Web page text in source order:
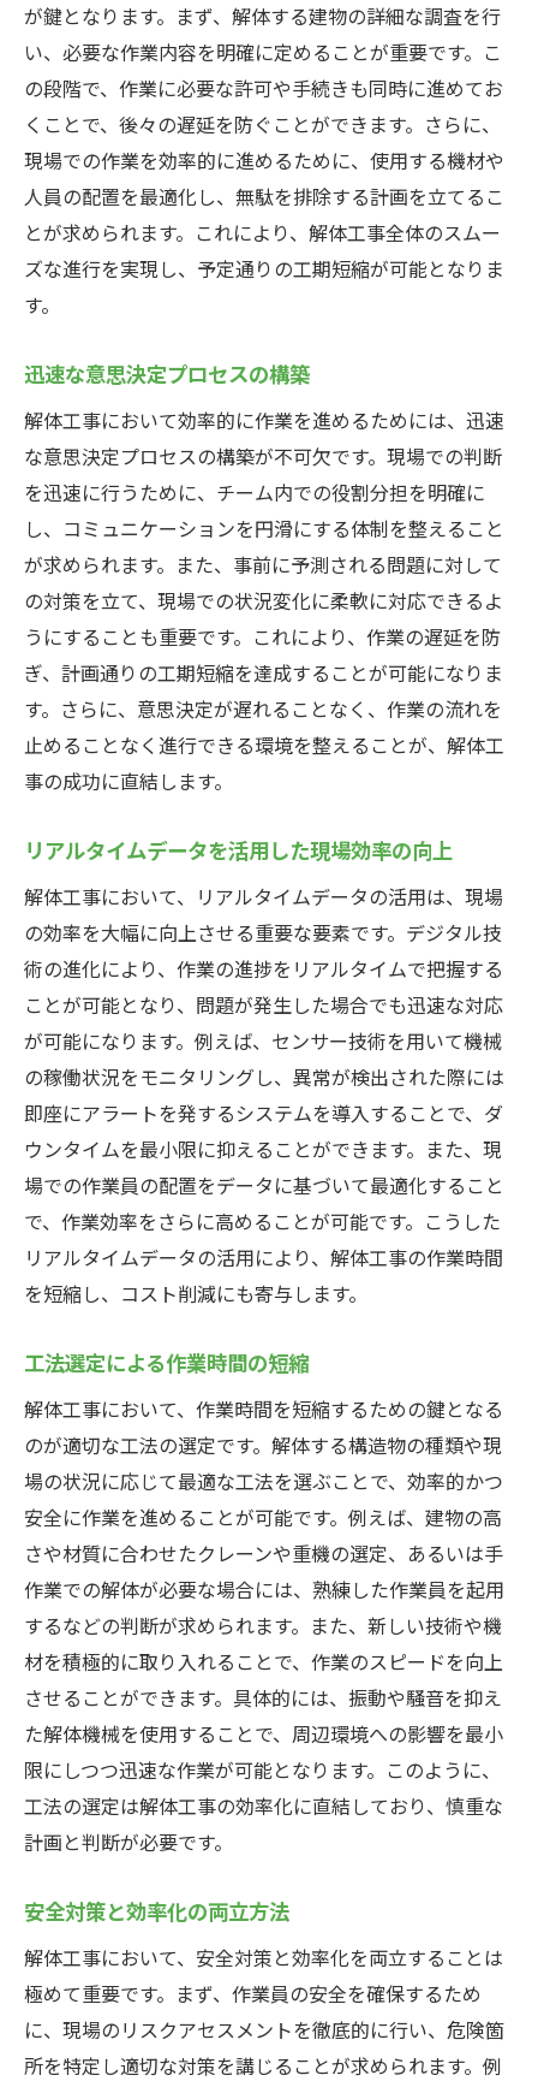
が鍵となります。まず、解体する建物の詳細な調査を行
い、必要な作業内容を明確に定めることが重要です。こ
の段階で、作業に必要な許可や手続きも同時に進めてお
くことで、後々の遅延を防ぐことができます。さらに、
現場での作業を効率的に進めるために、使用する機材や
人員の配置を最適化し、無駄を排除する計画を立てるこ
とが求められます。これにより、解体工事全体のスムー
ズな進行を実現し、予定通りの工期短縮が可能となりま
す。
迅速な意思決定プロセスの構築
解体工事において効率的に作業を進めるためには、迅速
な意思決定プロセスの構築が不可欠です。現場での判断
を迅速に行うために、チーム内での役割分担を明確に
し、コミュニケーションを円滑にする体制を整えること
が求められます。また、事前に予測される問題に対して
の対策を立て、現場での状況変化に柔軟に対応できるよ
うにすることも重要です。これにより、作業の遅延を防
ぎ、計画通りの工期短縮を達成することが可能になりま
す。さらに、意思決定が遅れることなく、作業の流れを
止めることなく進行できる環境を整えることが、解体工
事の成功に直結します。
リアルタイムデータを活用した現場効率の向上
解体工事において、リアルタイムデータの活用は、現場
の効率を大幅に向上させる重要な要素です。デジタル技
術の進化により、作業の進捗をリアルタイムで把握する
ことが可能となり、問題が発生した場合でも迅速な対応
が可能になります。例えば、センサー技術を用いて機械
の稼働状況をモニタリングし、異常が検出された際には
即座にアラートを発するシステムを導入することで、ダ
ウンタイムを最小限に抑えることができます。また、現
場での作業員の配置をデータに基づいて最適化すること
で、作業効率をさらに高めることが可能です。こうした
リアルタイムデータの活用により、解体工事の作業時間
を短縮し、コスト削減にも寄与します。
工法選定による作業時間の短縮
解体工事において、作業時間を短縮するための鍵となる
のが適切な工法の選定です。解体する構造物の種類や現
場の状況に応じて最適な工法を選ぶことで、効率的かつ
安全に作業を進めることが可能です。例えば、建物の高
さや材質に合わせたクレーンや重機の選定、あるいは手
作業での解体が必要な場合には、熟練した作業員を起用
するなどの判断が求められます。また、新しい技術や機
材を積極的に取り入れることで、作業のスピードを向上
させることができます。具体的には、振動や騒音を抑え
た解体機械を使用することで、周辺環境への影響を最小
限にしつつ迅速な作業が可能となります。このように、
工法の選定は解体工事の効率化に直結しており、慎重な
計画と判断が必要です。
安全対策と効率化の両立方法
解体工事において、安全対策と効率化を両立することは
極めて重要です。まず、作業員の安全を確保するため
に、現場のリスクアセスメントを徹底的に行い、危険箇
所を特定し適切な対策を講じることが求められます。例